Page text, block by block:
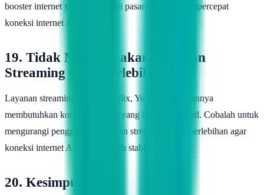
booster internet yang tersedia di pasaran untuk mempercepat
koneksi internet Axis Anda.
19. Tidak Menggunakan Layanan
Streaming yang Berlebihan
Layanan streaming seperti Netflix, Youtube, dan lainnya
membutuhkan koneksi internet yang besar dan stabil. Cobalah untuk
mengurangi penggunaan layanan streaming yang berlebihan agar
koneksi internet Axis Anda lebih stabil dan cepat.
20. Kesimpulan